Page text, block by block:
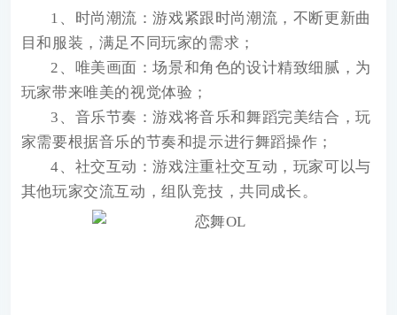
1、时尚潮流：游戏紧跟时尚潮流，不断更新曲
目和服装，满足不同玩家的需求；
2、唯美画面：场景和角色的设计精致细腻，为
玩家带来唯美的视觉体验；
3、音乐节奏：游戏将音乐和舞蹈完美结合，玩
家需要根据音乐的节奏和提示进行舞蹈操作；
4、社交互动：游戏注重社交互动，玩家可以与
其他玩家交流互动，组队竞技，共同成长。